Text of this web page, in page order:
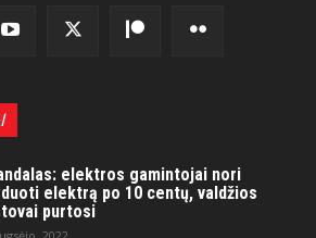
elektros gamintojai nori
elektrą po 10 centų, valdžios
purtosi